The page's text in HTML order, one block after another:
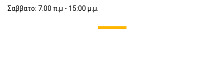
Σαββατο: 7.00 π.μ - 15:00 μ.μ.